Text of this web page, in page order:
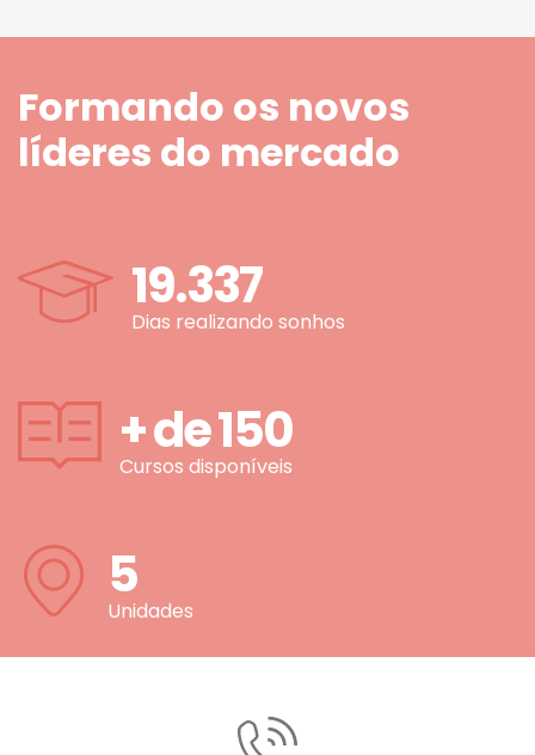
Formando os novos
líderes do mercado
19.337
Dias realizando sonhos
+ de150
Cursos disponíveis
5
Unidades